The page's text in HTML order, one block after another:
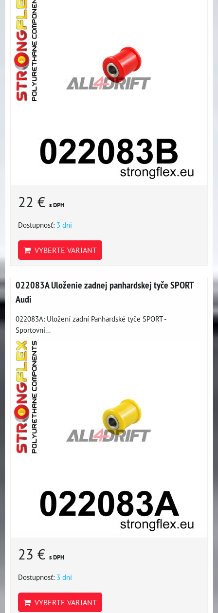
22 € s DPH
Dostupnosť: 3 dni
VYBERTE VARIANT
022083A Uloženie zadnej panhardskej tyče SPORT
Audi
022083A: Uložení zadní Panhardské tyče SPORT -
Sportovní...
23 € s DPH
Dostupnosť: 3 dni
VYBERTE VARIANT